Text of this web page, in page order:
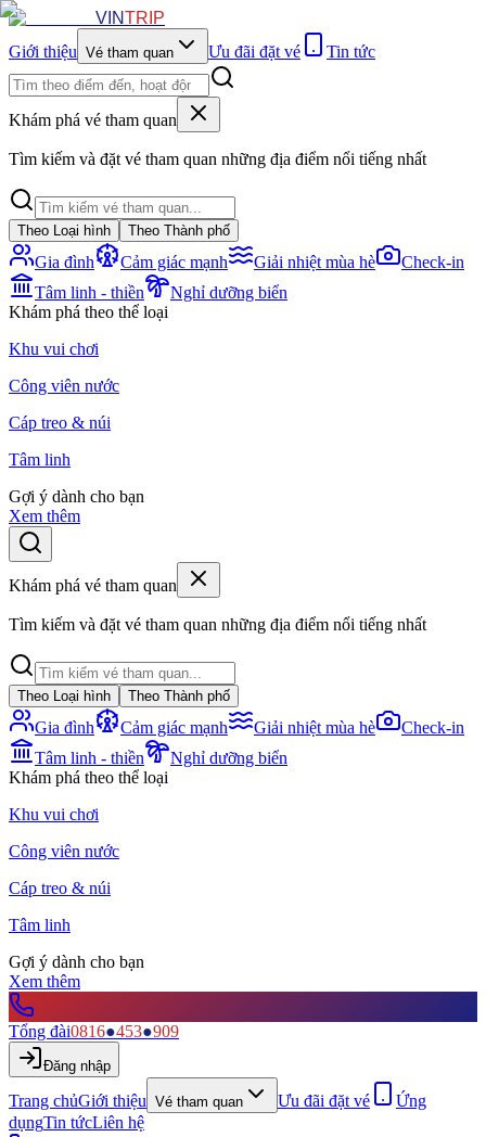
VINTRIP
Giới thiệu Vé tham quan Ưu đãi đặt vé Tin tức
Khám phá vé tham quan
Tìm kiếm và đặt vé tham quan những địa điểm nổi tiếng nhất
Theo Loại hình Theo Thành phố
Gia đình Cảm giác mạnh Giải nhiệt mùa hè
Check-in
Tâm linh - thiền
Nghỉ dưỡng biển
Khám phá theo thể loại
Khu vui chơi
Công viên nước
Cáp treo & núi
Tâm linh
Gợi ý dành cho bạn
Xem thêm
Khám phá vé tham quan
Tìm kiếm và đặt vé tham quan những địa điểm nổi tiếng nhất
Theo Loại hình Theo Thành phố
Gia đình Cảm giác mạnh Giải nhiệt mùa hè
Check-in
Tâm linh - thiền
Nghỉ dưỡng biển
Khám phá theo thể loại
Khu vui chơi
Công viên nước
Cáp treo & núi
Tâm linh
Gợi ý dành cho bạn
Xem thêm
Tổng đài0816●453●909
Đăng nhập
Trang chủGiới thiệu Vé tham quan Ưu đãi đặt vé
Ứng
dụngTin tứcLiên hệ